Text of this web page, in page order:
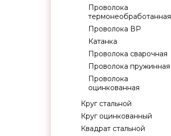
Проволока
термонеобработанная
Проволока ВР
Катанка
Проволока сварочная
Проволока пружинная
Проволока
оцинкованная
Круг стальной
Круг оцинкованный
Квадрат стальной